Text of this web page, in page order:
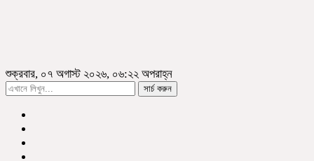
শুক্রবার, ০৭ অগাস্ট ২০২৬, ০৬:২২ অপরাহ্ন
সার্চ করুন